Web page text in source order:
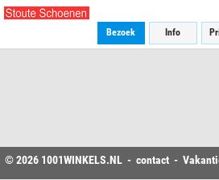
Bezoek Info
© 2026 1001WINKELS.NL - contact -